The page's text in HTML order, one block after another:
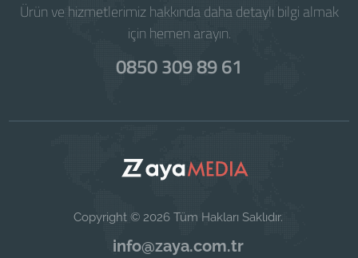
Ürün ve hizmetlerimiz hakkında daha detaylı bilgi almak
için hemen arayın.
0850 309 89 61
Copyright © 2026 Tüm Hakları Saklıdır.
info@zaya.com.tr